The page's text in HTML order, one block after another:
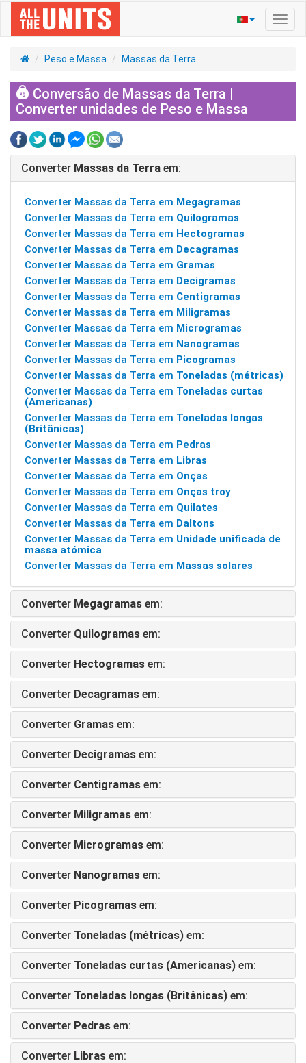
Peso e Massa Massas da Terra
Conversão de Massas da Terra |
Converter unidades de Peso e Massa
Converter Massas da Terra em:
Converter Massas da Terra em Megagramas
Converter Massas da Terra em Quilogramas
Converter Massas da Terra em Hectogramas
Converter Massas da Terra em Decagramas
Converter Massas da Terra em Gramas
Converter Massas da Terra em Decigramas
Converter Massas da Terra em Centigramas
Converter Massas da Terra em Miligramas
Converter Massas da Terra em Microgramas
Converter Massas da Terra em Nanogramas
Converter Massas da Terra em Picogramas
Converter Massas da Terra em Toneladas (métricas)
Converter Massas da Terra em Toneladas curtas
(Americanas)
Converter Massas da Terra em Toneladas longas
(Britânicas)
Converter Massas da Terra em Pedras
Converter Massas da Terra em Libras
Converter Massas da Terra em Onças
Converter Massas da Terra em Onças troy
Converter Massas da Terra em Quilates
Converter Massas da Terra em Daltons
Converter Massas da Terra em Unidade unificada de
massa atómica
Converter Massas da Terra em Massas solares
Converter Megagramas em:
Converter Quilogramas em:
Converter Hectogramas em:
Converter Decagramas em:
Converter Gramas em:
Converter Decigramas em:
Converter Centigramas em:
Converter Miligramas em:
Converter Microgramas em:
Converter Nanogramas em:
Converter Picogramas em:
Converter Toneladas (métricas) em:
Converter Toneladas curtas (Americanas) em:
Converter Toneladas longas (Britânicas) em:
Converter Pedras em:
Converter Libras em: